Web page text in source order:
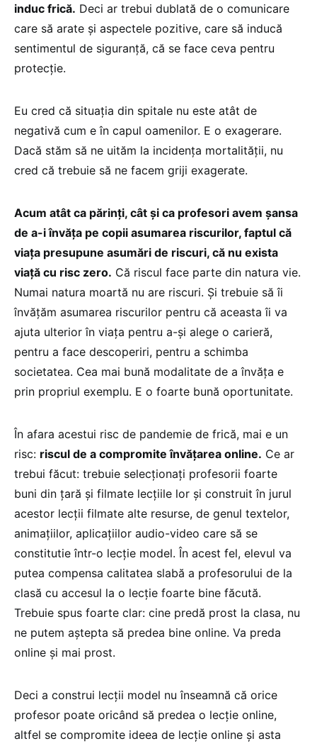
induc frică. Deci ar trebui dublată de o comunicare
care să arate și aspectele pozitive, care să inducă
sentimentul de siguranță, că se face ceva pentru
protecție.
Eu cred că situația din spitale nu este atât de
negativă cum e în capul oamenilor. E o exagerare.
Dacă stăm să ne uităm la incidența mortalității, nu
cred că trebuie să ne facem griji exagerate.
Acum atât ca părinți, cât și ca profesori avem șansa
de a-i învăța pe copii asumarea riscurilor, faptul că
viața presupune asumări de riscuri, că nu exista
viață cu risc zero. Că riscul face parte din natura vie.
Numai natura moartă nu are riscuri. Și trebuie să îi
învățăm asumarea riscurilor pentru că aceasta îi va
ajuta ulterior în viața pentru a-și alege o carieră,
pentru a face descoperiri, pentru a schimba
societatea. Cea mai bună modalitate de a învăța e
prin propriul exemplu. E o foarte bună oportunitate.
În afara acestui risc de pandemie de frică, mai e un
risc: riscul de a compromite învățarea online. Ce ar
trebui făcut: trebuie selecționați profesorii foarte
buni din țară și filmate lecțiile lor și construit în jurul
acestor lecții filmate alte resurse, de genul textelor,
animațiilor, aplicațiilor audio-video care să se
constitutie într-o lecție model. În acest fel, elevul va
putea compensa calitatea slabă a profesorului de la
clasă cu accesul la o lecție foarte bine făcută.
Trebuie spus foarte clar: cine predă prost la clasa, nu
ne putem aștepta să predea bine online. Va preda
online și mai prost.
Deci a construi lecții model nu înseamnă că orice
profesor poate oricând să predea o lecție online,
altfel se compromite ideea de lecție online și asta